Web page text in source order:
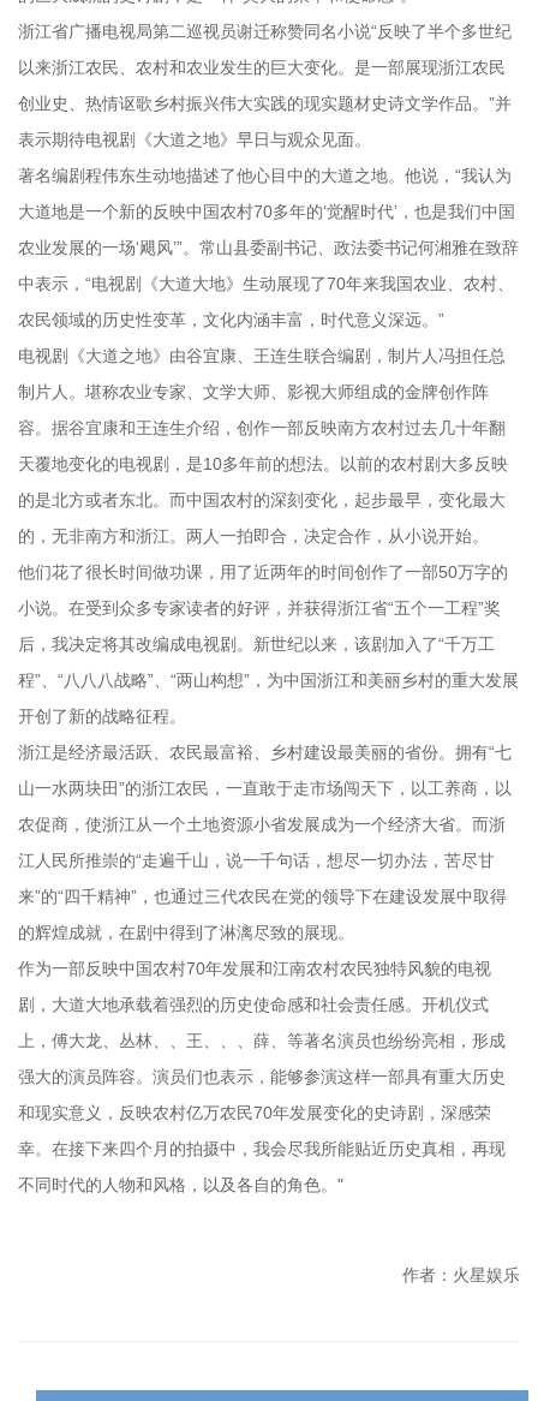
浙江省广播电视局第二巡视员谢迁称赞同名小说“反映了半个多世纪
以来浙江农民、农村和农业发生的巨大变化。是一部展现浙江农民
创业史、热情讴歌乡村振兴伟大实践的现实题材史诗文学作品。”并
表示期待电视剧《大道之地》早日与观众见面。
著名编剧程伟东生动地描述了他心目中的大道之地。他说，“我认为
大道地是一个新的反映中国农村70多年的‘觉醒时代’，也是我们中国
农业发展的一场‘飓风’”。常山县委副书记、政法委书记何湘雅在致辞
中表示，“电视剧《大道大地》生动展现了70年来我国农业、农村、
农民领域的历史性变革，文化内涵丰富，时代意义深远。”
电视剧《大道之地》由谷宜康、王连生联合编剧，制片人冯担任总
制片人。堪称农业专家、文学大师、影视大师组成的金牌创作阵
容。据谷宜康和王连生介绍，创作一部反映南方农村过去几十年翻
天覆地变化的电视剧，是10多年前的想法。以前的农村剧大多反映
的是北方或者东北。而中国农村的深刻变化，起步最早，变化最大
的，无非南方和浙江。两人一拍即合，决定合作，从小说开始。
他们花了很长时间做功课，用了近两年的时间创作了一部50万字的
小说。在受到众多专家读者的好评，并获得浙江省“五个一工程”奖
后，我决定将其改编成电视剧。新世纪以来，该剧加入了“千万工
程”、“八八八战略”、“两山构想”，为中国浙江和美丽乡村的重大发展
开创了新的战略征程。
浙江是经济最活跃、农民最富裕、乡村建设最美丽的省份。拥有“七
山一水两块田”的浙江农民，一直敢于走市场闯天下，以工养商，以
农促商，使浙江从一个土地资源小省发展成为一个经济大省。而浙
江人民所推崇的“走遍千山，说一千句话，想尽一切办法，苦尽甘
来”的“四千精神”，也通过三代农民在党的领导下在建设发展中取得
的辉煌成就，在剧中得到了淋漓尽致的展现。
作为一部反映中国农村70年发展和江南农村农民独特风貌的电视
剧，大道大地承载着强烈的历史使命感和社会责任感。开机仪式
上，傅大龙、丛林、、王、、、薛、等著名演员也纷纷亮相，形成
强大的演员阵容。演员们也表示，能够参演这样一部具有重大历史
和现实意义，反映农村亿万农民70年发展变化的史诗剧，深感荣
幸。在接下来四个月的拍摄中，我会尽我所能贴近历史真相，再现
不同时代的人物和风格，以及各自的角色。"
作者：火星娱乐